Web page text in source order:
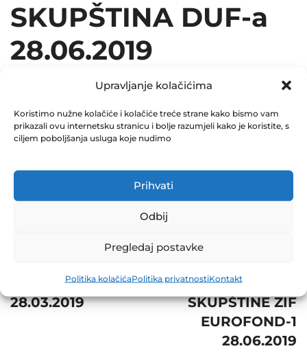
Upravljanje kolačićima
Koristimo nužne kolačiće i kolačiće treće strane kako bismo vam
prikazali ovu internetsku stranicu i bolje razumjeli kako je koristite, s
ciljem poboljšanja usluga koje nudimo
Prihvati
Odbij
Pregledaj postavke
Politika kolačićaPolitika privatnostiKontakt
SKUPŠTINA DUF-a
28.06.2019
Share
navigation
ZIF EUROFOND-1
28.03.2019
OBAVJEŠTENJE O
REDOVNE
SKUPŠTINE ZIF
EUROFOND-1
28.06.2019